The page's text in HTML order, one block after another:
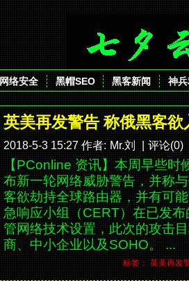
网络安全 黑帽SEO 黑客新闻 神
英美再发警告 称俄黑客
2018-5-3 15:27 作者: Mr.刘 | 评论(0)
【PConline 资讯】本周早些时
布新一轮网络威胁警告，并称
客欲劫持全球路由器，并有
急响应小组（CERT）在已发
管网络技术设置，此次的攻击
商、中小企业以及SOHO。 ...
标签：英美再发